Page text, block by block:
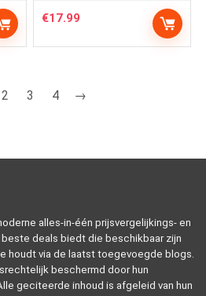
€17.99
2 3 4 →
alles-in-één prijsvergelijkings- en
deals biedt die beschikbaar zijn
houdt via de laatst toegevoegde blogs.
beschermd door hun
geciteerde inhoud is afgeleid van hun